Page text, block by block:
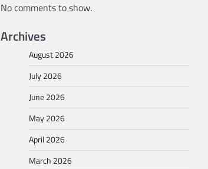
No comments to show.
Archives
August 2026
July 2026
June 2026
May 2026
April 2026
March 2026